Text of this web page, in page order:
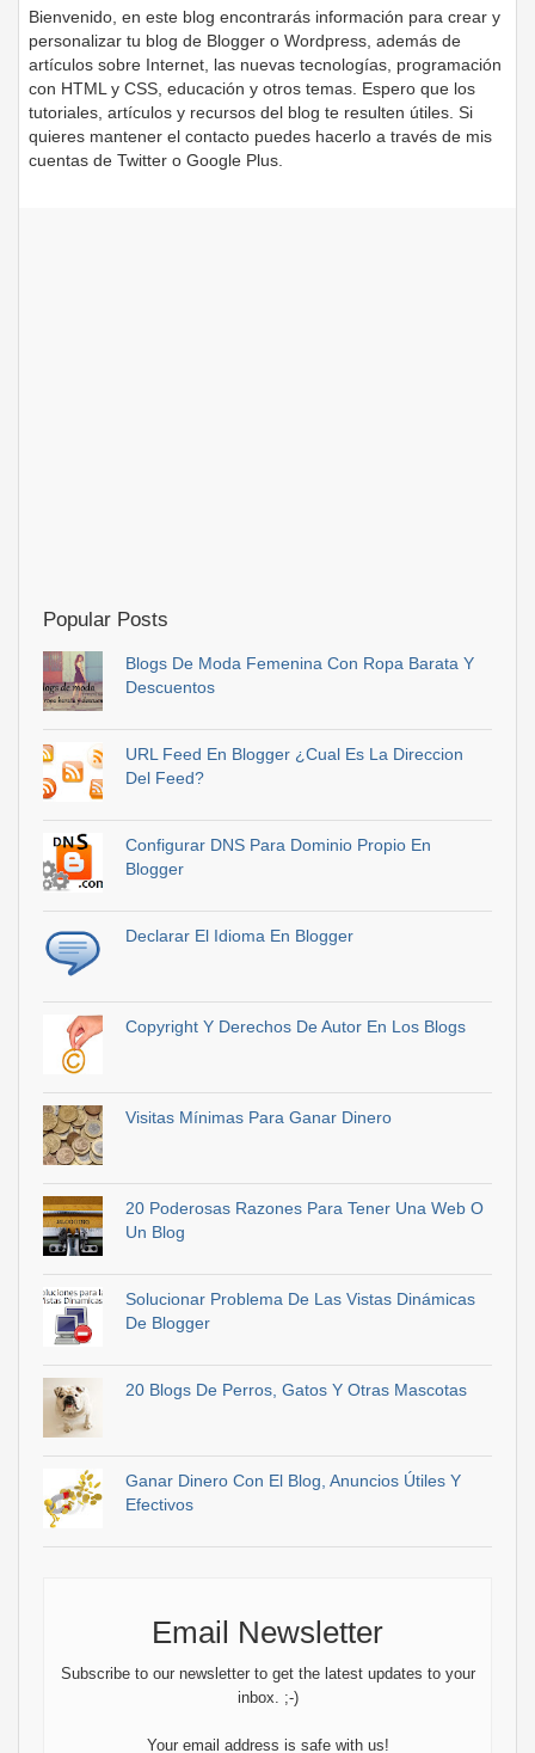
Bienvenido, en este blog encontrarás información para crear y
personalizar tu blog de Blogger o Wordpress, además de
artículos sobre Internet, las nuevas tecnologías, programación
con HTML y CSS, educación y otros temas. Espero que los
tutoriales, artículos y recursos del blog te resulten útiles. Si
quieres mantener el contacto puedes hacerlo a través de mis
cuentas de Twitter o Google Plus.
Popular Posts
Blogs De Moda Femenina Con Ropa Barata Y
Descuentos
URL Feed En Blogger ¿Cual Es La Direccion
Del Feed?
Configurar DNS Para Dominio Propio En
Blogger
Declarar El Idioma En Blogger
Copyright Y Derechos De Autor En Los Blogs
Visitas Mínimas Para Ganar Dinero
20 Poderosas Razones Para Tener Una Web O
Un Blog
Solucionar Problema De Las Vistas Dinámicas
De Blogger
20 Blogs De Perros, Gatos Y Otras Mascotas
Ganar Dinero Con El Blog, Anuncios Útiles Y
Efectivos
Email Newsletter
Subscribe to our newsletter to get the latest updates to your
inbox. ;-)
Your email address is safe with us!